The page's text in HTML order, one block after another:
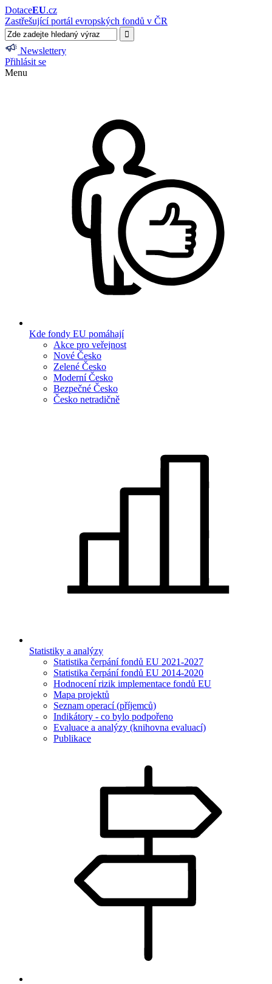
DotaceEU.cz
Zastřešující portál evropských fondů v ČR
Newslettery
Přihlásit se
Menu
Kde fondy EU pomáhají
Akce pro veřejnost
Nové Česko
Zelené Česko
Moderní Česko
Bezpečné Česko
Česko netradičně
Statistiky a analýzy
Statistika čerpání fondů EU 2021-2027
Statistika čerpání fondů EU 2014-2020
Hodnocení rizik implementace fondů EU
Mapa projektů
Seznam operací (příjemců)
Indikátory - co bylo podpořeno
Evaluace a analýzy (knihovna evaluací)
Publikace